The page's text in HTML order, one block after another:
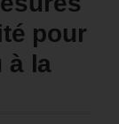
pour
à la